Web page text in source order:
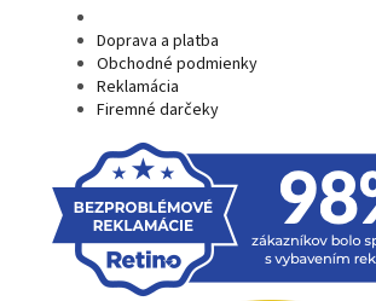
Doprava a platba
Obchodné podmienky
Reklamácia
Firemné darčeky